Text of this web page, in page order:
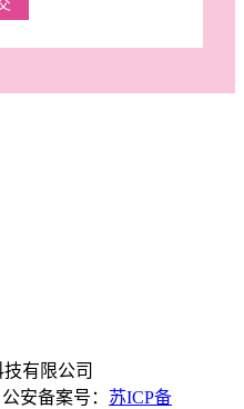
有限公司
安备案号： 苏ICP备